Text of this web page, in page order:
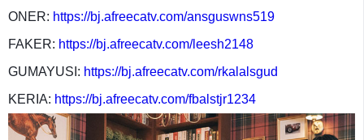
ONER: https://bj.afreecatv.com/ansguswns519
FAKER: https://bj.afreecatv.com/leesh2148
GUMAYUSI: https://bj.afreecatv.com/rkalalsgud
KERIA: https://bj.afreecatv.com/fbalstjr1234